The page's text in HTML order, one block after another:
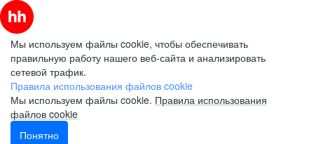
Мы используем файлы cookie, чтобы обеспечивать
правильную работу нашего веб-сайта и анализировать
сетевой трафик.
Правила использования файлов cookie
Мы используем файлы cookie. Правила использования
файлов cookie
Понятно